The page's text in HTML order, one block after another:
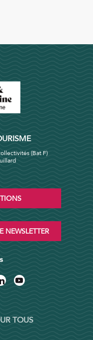
(Bat F)
NEWSLETTER
TOUS